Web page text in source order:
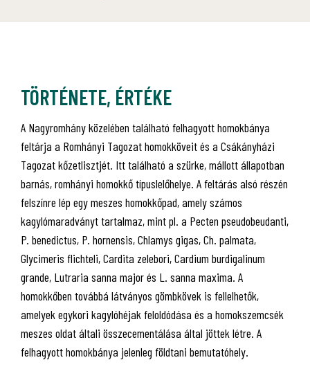
TÖRTÉNETE, ÉRTÉKE
A Nagyromhány közelében található felhagyott homokbánya
feltárja a Romhányi Tagozat homokköveit és a Csákányházi
Tagozat kőzetlisztjét. Itt található a szürke, mállott állapotban
barnás, romhányi homokkő típuslelőhelye. A feltárás alsó részén
felszínre lép egy meszes homokkőpad, amely számos
kagylómaradványt tartalmaz, mint pl. a Pecten pseudobeudanti,
P. benedictus, P. hornensis, Chlamys gigas, Ch. palmata,
Glycimeris flichteli, Cardita zelebori, Cardium burdigalinum
grande, Lutraria sanna major és L. sanna maxima. A
homokkőben továbbá látványos gömbkövek is fellelhetők,
amelyek egykori kagylóhéjak feloldódása és a homokszemcsék
meszes oldat általi összecementálása által jöttek létre. A
felhagyott homokbánya jelenleg földtani bemutatóhely.